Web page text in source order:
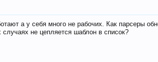
а у себя много не рабочих. Как парсеры
не цепляется шаблон в список?